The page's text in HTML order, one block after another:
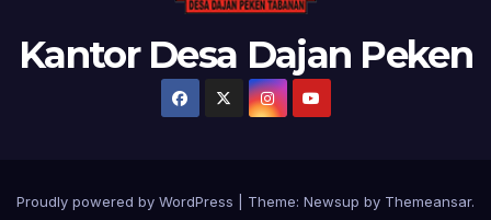
Kantor Desa Dajan Peken
Proudly powered by WordPress Theme: Newsup by Themeansar.